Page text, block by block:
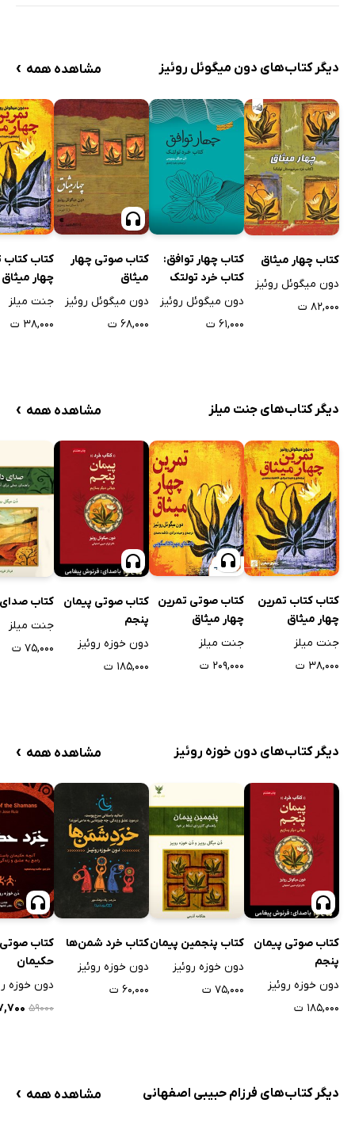
دیگر کتاب‌های دون میگوئل روئیز مشاهده همه ›
کتاب چهار میثاق
دون میگوئل روئیز
۸۲,۰۰۰ ت
کتاب چهار توافق:
کتاب خرد تولتک
دون میگوئل روئیز
۶۱,۰۰۰ ت
کتاب صوتی چهار
میثاق
دون میگوئل روئیز
۶۸,۰۰۰ ت
کتاب کتاب
چهار میثاق
جنت میلز
۳۸,۰۰۰ ت
دیگر کتاب‌های جنت میلز مشاهده همه ›
کتاب کتاب تمرین
چهار میثاق
جنت میلز
۳۸,۰۰۰ ت
کتاب صوتی تمرین
چهار میثاق
جنت میلز
۲۰۹,۰۰۰ ت
کتاب صوتی پیمان
پنجم
دون خوزه روئیز
۱۸۵,۰۰۰ ت
کتاب
جنت میلز
۷۵,۰۰۰ ت
دیگر کتاب‌های دون خوزه روئیز مشاهده همه ›
کتاب صوتی پیمان
پنجم
دون خوزه روئیز
۱۸۵,۰۰۰ ت
کتاب پنجمین پیمان
دون خوزه روئیز
۷۵,۰۰۰ ت
کتاب خرد شمن‌ها
دون خوزه روئیز
۶۰,۰۰۰ ت
کتاب
حکیمان
دون خوزه
۵۹۰۰۰
دیگر کتاب‌های فرزام حبیبی اصفهانی مشاهده همه ›